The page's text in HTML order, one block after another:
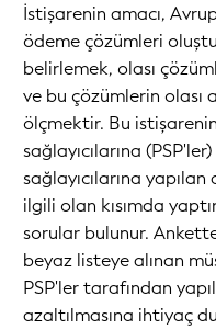
İstişarenin amacı,
ödeme çözümleri
belirlemek, olası
ve bu çözümlerin olası
ölçmektir. Bu
sağlayıcılarına
sağlayıcılarına
ilgili olan kısımda
sorular bulunur.
beyaz listeye alınan
PSP'ler tarafından
azaltılmasına ihtiyaç